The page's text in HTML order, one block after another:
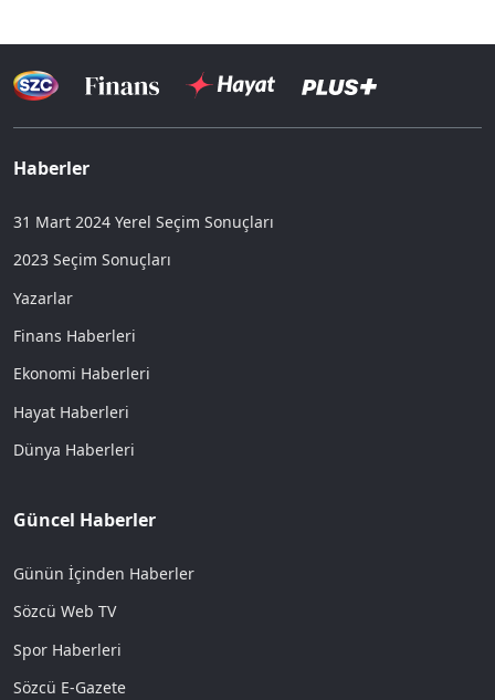
Haberler
31 Mart 2024 Yerel Seçim Sonuçları
2023 Seçim Sonuçları
Yazarlar
Finans Haberleri
Ekonomi Haberleri
Hayat Haberleri
Dünya Haberleri
Güncel Haberler
Günün İçinden Haberler
Sözcü Web TV
Spor Haberleri
Sözcü E-Gazete